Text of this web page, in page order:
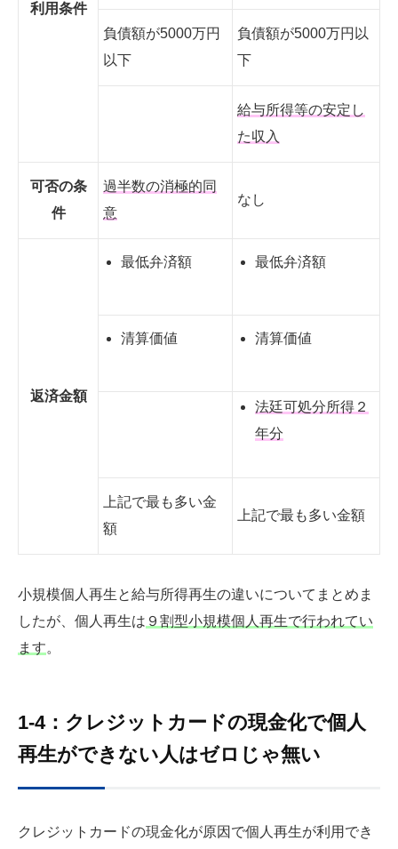
利用条件
負債額が5000万円
以下
負債額が5000万円以
下
給与所得等の安定し
た収入
可否の条
件
過半数の消極的同
意
なし
返済金額
最低弁済額 最低弁済額
清算価値 清算価値
法廷可処分所得２
年分
上記で最も多い金
額
上記で最も多い金額
小規模個人再生と給与所得再生の違いについてまとめま
したが、個人再生は ９割型小規模個人再生で行われてい
ます。
1-4：クレジットカードの現金化で個人
再生ができない人はゼロじゃ無い
クレジットカードの現金化が原因で個人再生が利用でき